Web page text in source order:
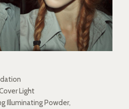
Light
Illuminating Powder,